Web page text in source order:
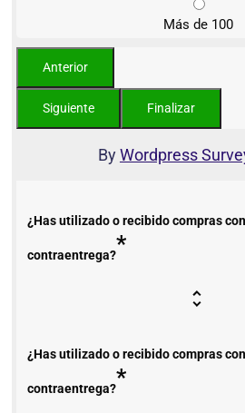
Más de 100
ByWordpress
¿Has utilizado o recibido compras
contraentrega?*
¿Has utilizado o recibido compras
contraentrega?*